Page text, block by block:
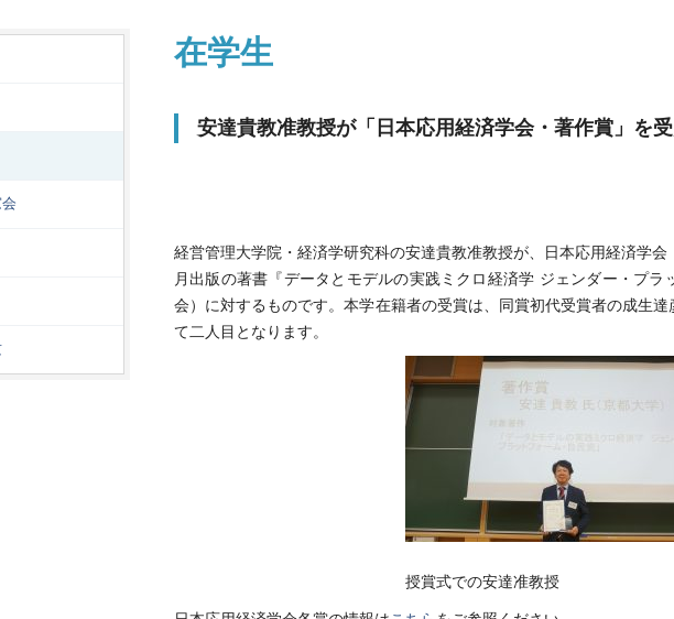
在学生
安達貴教准教授が「日本応用経済学会・著作賞」を
経営管理大学院・経済学研究科の安達貴教准教授が、日本応用経済学
月出版の著書『データとモデルの実践ミクロ経済学 ジェンダー・プ
会）に対するものです。本学在籍者の受賞は、同賞初代受賞者の成生
て二人目となります。
授賞式での安達准教授